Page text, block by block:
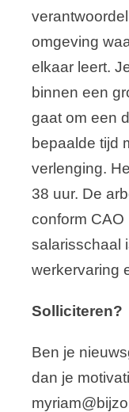
omgeving
elkaar leert.
binnen een
gaat om een
bepaalde tijd
verlenging.
38 uur. De
conform CAO
salarisschaal
werkervaring
Solliciteren?
Ben je
dan je